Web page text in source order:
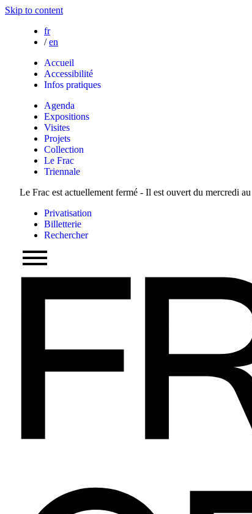
Skip to content
fr
/ en
Accueil
Accessibilité
Infos pratiques
Agenda
Expositions
Visites
Projets
Collection
Le Frac
Triennale
Le Frac est actuellement fermé - Il est ouvert du mercredi
Privatisation
Billetterie
Rechercher